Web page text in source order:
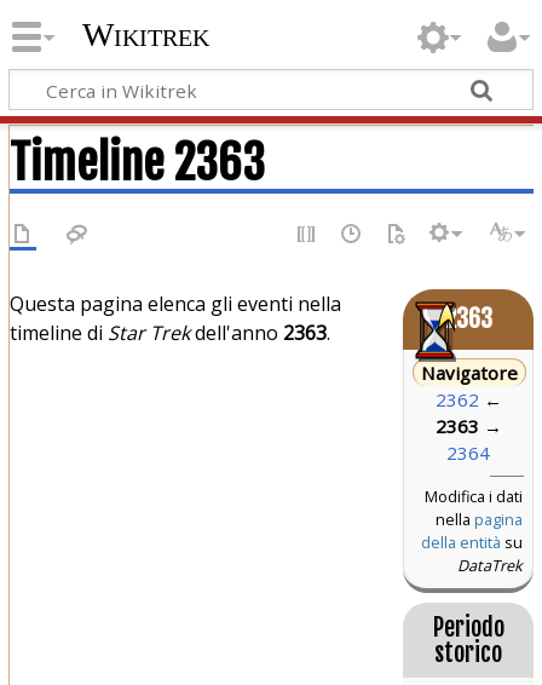
Wikitrek
Timeline 2363
2363
Navigatore
2362 ←
2363 →
2364
Modifica i dati
nella pagina
della entità su
DataTrek
Periodo
storico
Questa pagina elenca gli eventi nella
timeline di Star Trekdell'anno 2363.